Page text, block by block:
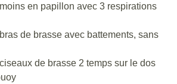
en papillon avec 3 respirations
de brasse avec battements, sans
de brasse 2 temps sur le dos